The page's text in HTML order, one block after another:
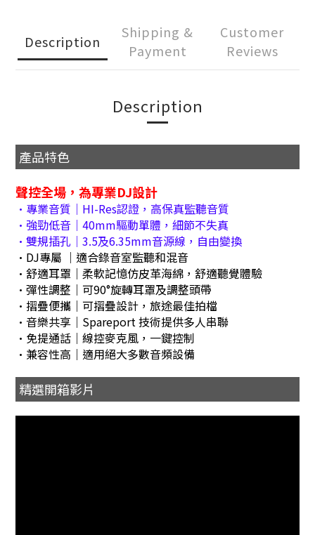
Description
Shipping &
Payment
Customer
Reviews
Description
產品特色
聲控全場，為專業DJ設計
•專業音質｜HI-Res認證，高保真監聽音質
•強勁低音｜40mm驅動單體，細節不失真
•雙規插孔｜3.5及6.35mm音源線，自由變換
•DJ專屬 ｜適合錄音室監聽和混音
•舒適耳罩｜柔軟記憶仿皮革海綿，舒適聽覺體驗
•彈性調整｜可90°旋轉耳罩及調整頭帶
•摺疊便攜｜可摺疊設計，旅途最佳拍檔
•音樂共享｜Spareport 技術提供多人串聯
•免提通話｜線控麥克風，一鍵控制
•兼容性高｜適用絕大多數音頻設備
精選開箱影片